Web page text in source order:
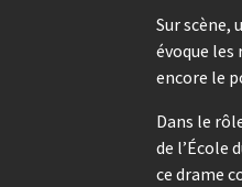
Sur scène,
évoque
encore le
Dans le
de l’École
ce drame